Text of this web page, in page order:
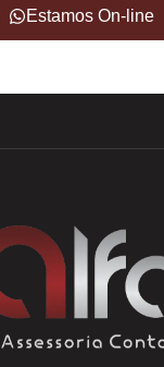
Estamos On-line